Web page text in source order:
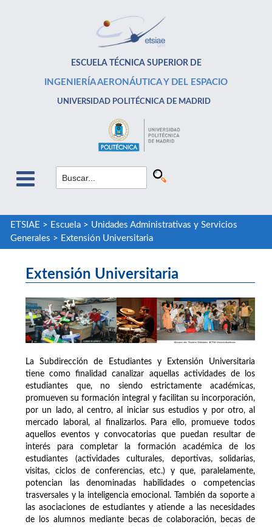
ESCUELA TÉCNICA SUPERIOR DE
INGENIERÍA AERONÁUTICA Y DEL ESPACIO
UNIVERSIDAD POLITÉCNICA DE MADRID
ETSIAE > Escuela> Unidades Administrativas y Servicios
Generales > Extensión Universitaria
Extensión Universitaria
La Subdirección de Estudiantes y Extensión Universitaria
tiene como finalidad canalizar aquellas actividades de los
estudiantes que, no siendo estrictamente académicas,
promueven su formación integral y facilitan su incorporación,
por un lado, al centro, al iniciar sus estudios y por otro, al
mercado laboral, al finalizarlos. Para ello, promueve todos
aquellos eventos y convocatorias que puedan resultar de
interés para completar la formación académica de los
estudiantes (actividades culturales, deportivas, solidarias,
visitas, ciclos de conferencias, etc.) y que, paralelamente,
potencian las denominadas habilidades o competencias
trasversales y la inteligencia emocional. También da soporte a
las asociaciones de estudiantes y atiende a las necesidades
de los alumnos mediante becas de colaboración, becas de